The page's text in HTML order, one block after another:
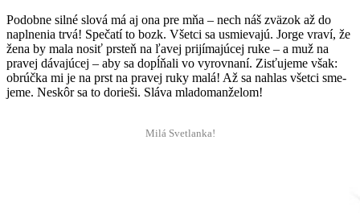
Podob­ne sil­né slová má aj ona pre mňa – nech náš zvä­zok až do
naplne­nia trvá! Spečatí to bozk. Všet­ci sa usmieva­jú. Jorge vraví, že
žena by mala nosiť prsteň na ľavej pri­jí­ma­júcej ruke – a muž na
pravej dáva­júcej – aby sa dopĺňali vo vyrov­naní. Zisťu­jeme však:
obrúč­ka mi je na prst na pravej ruky malá! Až sa nahlas všet­ci sme­
jeme. Neskôr sa to dorieši. Slá­va mladomanželom!
Milá Svet­lanka!